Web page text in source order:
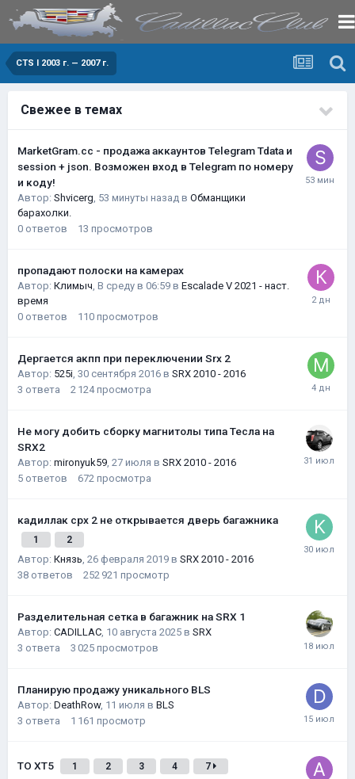
CTS I 2003 г. — 2007 г.
Свежее в темах
MarketGram.cc - продажа аккаунтов Telegram Tdata и
session + json. Возможен вход в Telegram по номеру
и коду!
Автор: Shvicerg, 53 минуты назад в Обманщики
барахолки.
0 ответов 13 просмотров
пропадают полоски на камерах
Автор: Климыч, В среду в 06:59 в Escalade V 2021 - наст.
время
0 ответов 110 просмотров
Дергается акпп при переключении Srx 2
Автор: 525i, 30 сентября 2016 в SRX 2010 - 2016
3 ответа 2 124 просмотра
Не могу добить сборку магнитолы типа Тесла на
SRX2
Автор: mironyuk59, 27 июля в SRX 2010 - 2016
5 ответов 672 просмотра
кадиллак срх 2 не открывается дверь багажника
1 2
Автор: Князь, 26 февраля 2019 в SRX 2010 - 2016
38 ответов 252 921 просмотр
Разделительная сетка в багажник на SRX 1
Автор: CADILLAC, 10 августа 2025 в SRX
3 ответа 3 025 просмотров
Планирую продажу уникального BLS
Автор: DeathRow, 11 июля в BLS
3 ответа 1 161 просмотр
ТО XT5 1 2 3 4 7